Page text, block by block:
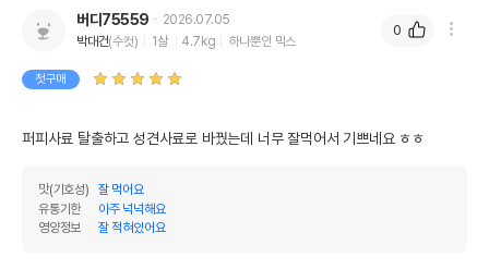
버디75559
2026.07.05
박대건(수컷) 1살 4.7kg 하나뿐인 믹스
첫구매
퍼피사료 탈출하고 성견사료로 바꿨는데 너무 잘먹어서 기쁘네요 ㅎㅎ
맛(기호성)
잘 먹어요
유통기한
아주 넉넉해요
영양정보
잘 적혀있어요
0